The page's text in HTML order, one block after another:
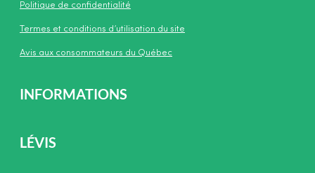
Politique de confidentialité
Termes et conditions d’utilisation du site
Avis aux consommateurs du Québec
INFORMATIONS
LÉVIS